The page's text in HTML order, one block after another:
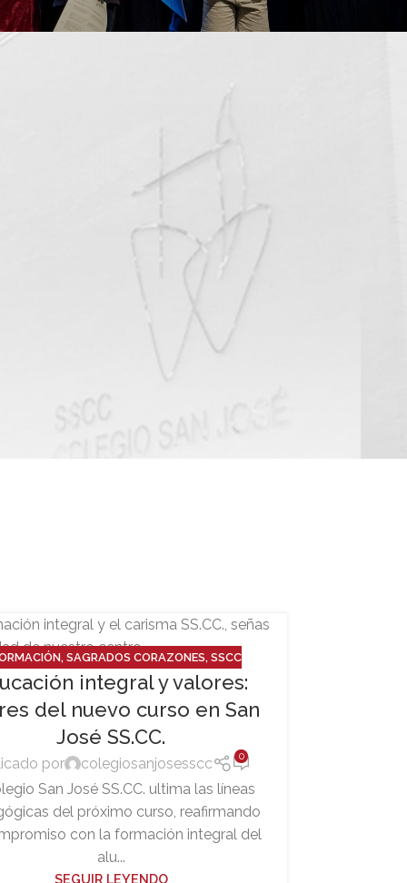
, SAGRADOS CORAZONES, SSCC
integral y valores:
del nuevo curso en San
José SS.CC.
por colegiosanjosesscc 0
San José SS.CC. ultima las líneas
del próximo curso, reafirmando
con la formación integral del
alu...
SEGUIR LEYENDO